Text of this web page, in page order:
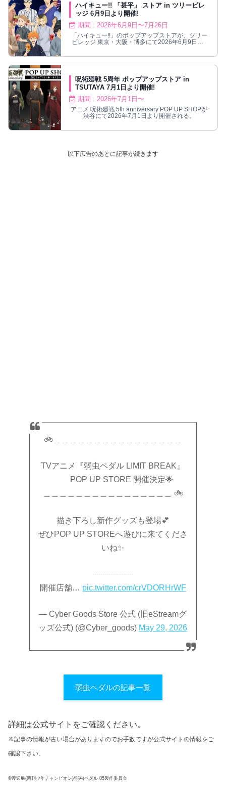
ハイキュー!! 「甚平」 ストア in ツリービレ
ッジ 6月9日より開催!
期間 : 2026年6月9日〜7月26日
「ハイキュー!!」のポップアップストアが、ツリー
ビレッジ 東京・大阪・博多にて2026年6月9日〜7
呪術廻戦 5周年 ポップアップストア in
TSUTAYA 7月1日より開催!
期間 : 2026年7月1日〜
アニメ 呪術廻戦 5th anniversary POP UP SHOPが
渋谷にて2026年7月1日より開催される。
以下広告のあとに記事が続きます
🚲＿＿＿＿＿＿＿＿＿＿＿＿＿＿＿＿
TVアニメ『弱虫ペダル LIMIT BREAK』
POP UP STORE 開催決定🌟
＿＿＿＿＿＿＿＿＿＿＿＿＿＿＿＿ 🚲
描き下ろし新作グッズも登場💕
ぜひPOP UP STOREへ遊びに来てくださ
いね✨
┈┈┈┈┈
開催店舗… pic.twitter.com/crVDORHrWF
— Cyber Goods Store 公式 (旧eStreamグ
ッズ公式) (@Cyber_goods) May 29, 2026
弱虫ペダルの記事一覧
詳細は公式サイトをご確認ください。
※記事の情報が古い場合がありますのでお手数ですが公式サイトの情報をご
確認下さい。
©︎渡辺航(週刊少年チャンピオン)/弱虫ペダル 05製作委員会